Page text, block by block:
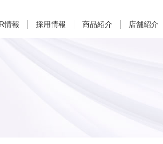
情報 採用情報 商品紹介 店舗紹介